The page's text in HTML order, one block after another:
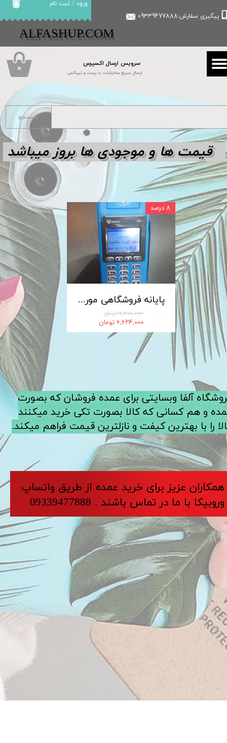
سرویس ارسال اکسپرس
ارسال سریع سفارشات با پست و تیپاکس
پیگیری سفارش:09339477888
ورود / ثبت نام
حساب کاربری من
تغییر گذر واژه
سفارشات
​​ALFASHUP.COM
۰
پایانه فروشگاهی مورفان MoreFun مدل H9
۷,۲۰۰,۰۰۰ تومان
۶,۶۲۴,۰۰۰ تومان
۸ درصد
کابل شارژ MICRO-USB اندروید LDNIO الدینیو مدل XS-07 متراژ 1 متر
جستجو
آلفا وبسایتی برای عمده فروشان که بصورت
و هم کسانی که کالا بصورت تکی خرید میکنند
را با بهترین کیفت و نازلترین قیمت فراهم میکند.
​​​همکاران عزیز برای خرید عمده از طریق واتساپ
وروبیکا با ما در تماس باشند . 09339477888
قیمت ها و موجودی ها بروز میباشد